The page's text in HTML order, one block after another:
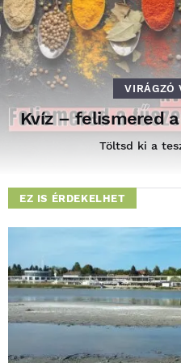
VIRÁGZÓ
Kvíz – felismered
Töltsd ki a
EZ IS ÉRDEKELHET